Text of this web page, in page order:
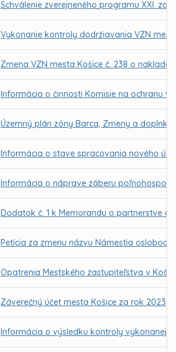
Schválenie zverejneného programu XXI.
Vykonanie kontroly dodržiavania VZN
Zmena VZN mesta Košice č. 238 o
Informácia o činnosti Komisie na ochranu
Územný plán zóny Barca, Zmeny a doplnky
Informácia o stave spracovania nového
Informácia o náprave záberu
Dodatok č. 1 k Memorandu o partnerstve a
Petícia za zmenu názvu Námestia
Opatrenia Mestského zastupiteľstva v
Záverečný účet mesta Košice za rok 2023
Informácia o výsledku kontroly vykonanej